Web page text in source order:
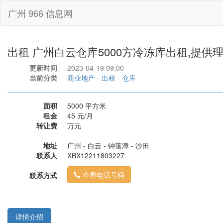
广州 966 信息网
出租 广州白云仓库5000方冷冻库出租,提供
更新时间
2023-04-19 09:00
当前分类
商业地产 - 出租 - 仓库
面积
5000 平方米
租金
45 元/月
转让费
万元
地址
广州 - 白云 - 钟落潭 - 沙田
联系人
XBX12211803227
联系方式
查看电话号码
详情介绍